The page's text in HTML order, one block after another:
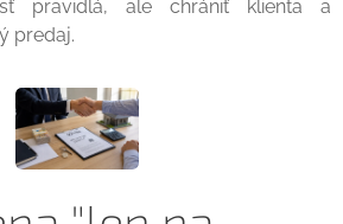
pravidlá, ale chrániť klienta a
predaj.